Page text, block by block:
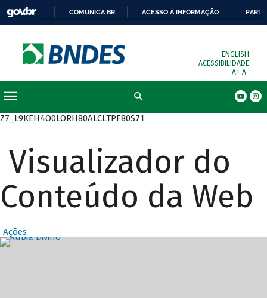
COMUNICA BR ACESSO À INFORMAÇÃO
ENGLISH
ACESSIBILIDADE
A+ A-
Z7_L9KEH4O0LORH80ALCLTPF80S71
Visualizador do
Conteúdo da Web
Ações
Destaques